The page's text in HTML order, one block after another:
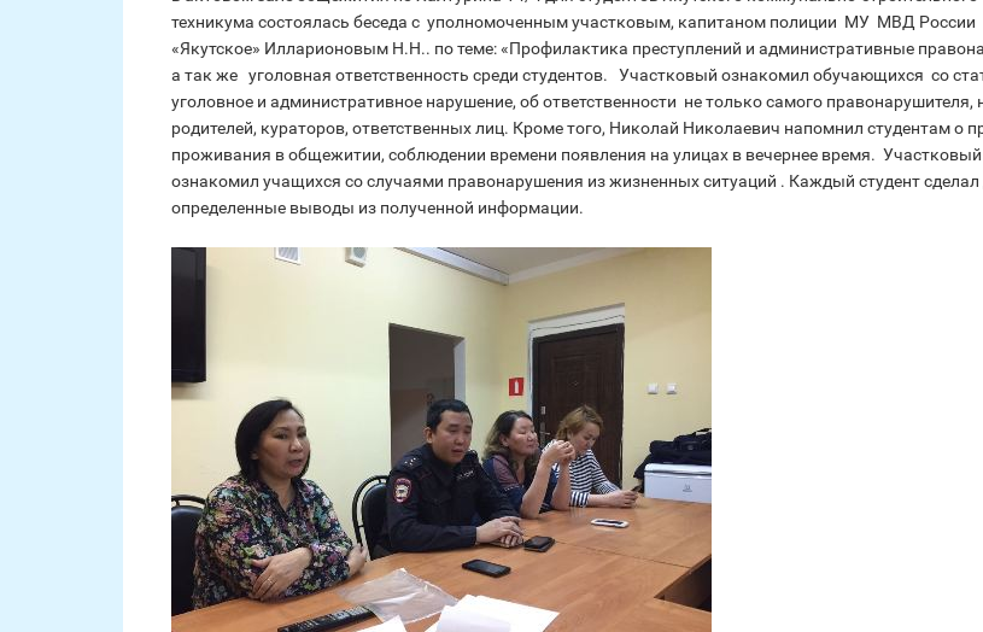
техникума состоялась беседа с уполномоченным участковым, капитаном полиции МУ МВД России
«Якутское» Илларионовым Н.Н.. по теме: «Профилактика преступлений и административные
а так же уголовная ответственность среди студентов. Участковый ознакомил обучающихся со
уголовное и административное нарушение, об ответственности не только самого правонарушителя,
родителей, кураторов, ответственных лиц. Кроме того, Николай Николаевич напомнил студентам о
проживания в общежитии, соблюдении времени появления на улицах в вечернее время. Участковый
ознакомил учащихся со случаями правонарушения из жизненных ситуаций . Каждый студент сделал
определенные выводы из полученной информации.